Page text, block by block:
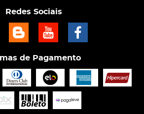
Redes Sociais
de Pagamento